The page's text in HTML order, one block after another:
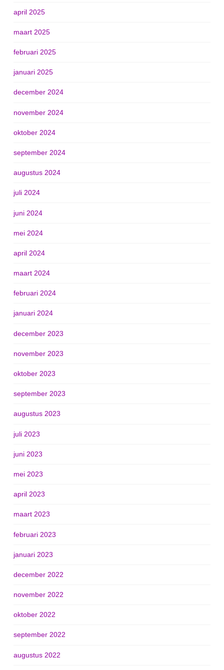
april 2025
maart 2025
februari 2025
januari 2025
december 2024
november 2024
oktober 2024
september 2024
augustus 2024
juli 2024
juni 2024
mei 2024
april 2024
maart 2024
februari 2024
januari 2024
december 2023
november 2023
oktober 2023
september 2023
augustus 2023
juli 2023
juni 2023
mei 2023
april 2023
maart 2023
februari 2023
januari 2023
december 2022
november 2022
oktober 2022
september 2022
augustus 2022